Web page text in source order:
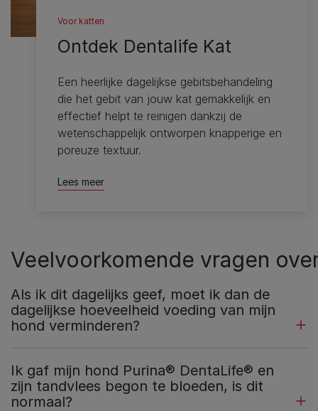
Voor katten
Ontdek Dentalife Kat
Een heerlijke dagelijkse gebitsbehandeling
die het gebit van jouw kat gemakkelijk en
effectief helpt te reinigen dankzij de
wetenschappelijk ontworpen knapperige en
poreuze textuur.​
Lees meer
Veelvoorkomende vragen
Als ik dit dagelijks geef, moet ik dan de
dagelijkse hoeveelheid voeding van mijn
hond verminderen?
Ik gaf mijn hond Purina® DentaLife® en
zijn tandvlees begon te bloeden, is dit
normaal?